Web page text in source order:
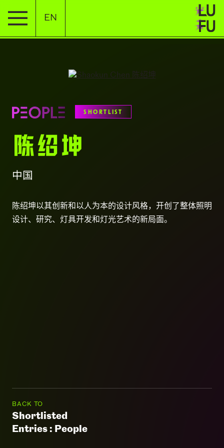
EN
SHORTLIST
陈绍坤
中国
陈绍坤以其创新和以人为本的设计风格，开创了整体照明
设计、研究、灯具开发和灯光艺术的新局面。
BACK TO
Shortlisted
Entries : People